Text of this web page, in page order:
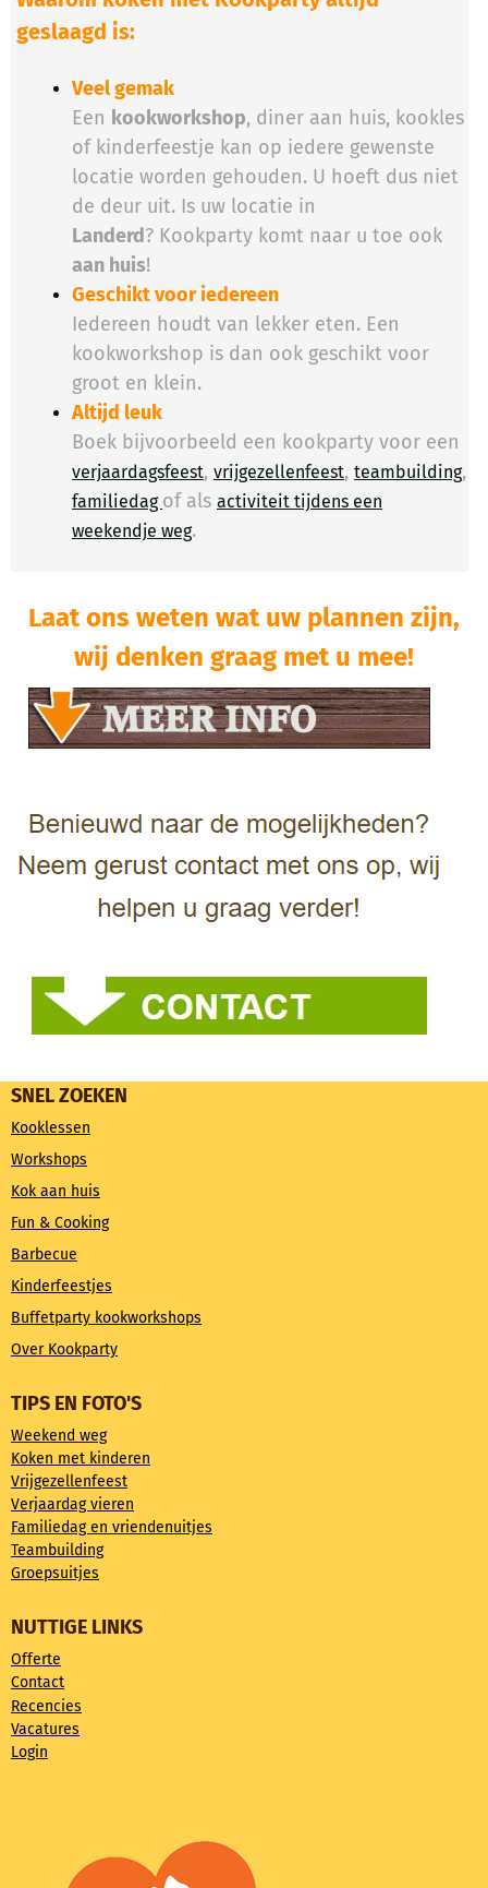
geslaagd is:
Veel gemak
Een kookworkshop, diner aan huis, kookles
of kinderfeestje kan op iedere gewenste
locatie worden gehouden. U hoeft dus niet
de deur uit. Is uw locatie in
Landerd? Kookparty komt naar u toe ook
aan huis!
Geschikt voor iedereen
Iedereen houdt van lekker eten. Een
kookworkshop is dan ook geschikt voor
groot en klein.
Altijd leuk
Boek bijvoorbeeld een kookparty voor een
verjaardagsfeest, vrijgezellenfeest, teambuilding,
familiedag of als activiteit tijdens een
weekendje weg.
Laat ons weten wat uw plannen zijn,
wij denken graag met u mee!​
SNEL ZOEKEN
Kooklessen
Workshops
Kok aan huis
Fun & Cooking
Barbecue
Kinderfeestjes
Buffetparty kookworkshops
Over Kookparty
TIPS EN FOTO'S
Weekend weg
Koken met kinderen
Vrijgezellenfeest
Verjaardag vieren
Familiedag en vriendenuitjes
Teambuilding
Groepsuitjes
NUTTIGE LINKS
Offerte
Contact
Recencies
Vacatures
Login